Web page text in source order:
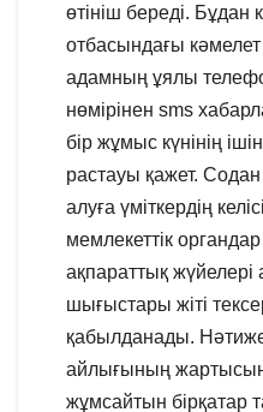
өтініш береді. Бұдан
отбасындағы
адамның ұялы
нөмірінен sms
бір жұмыс күнінің
растауы қажет. Содан
алуға үміткердің
мемлекеттік
ақпараттық
шығыстары жіті
қабылданады.
айлығының
жұмсайтын бірқатар